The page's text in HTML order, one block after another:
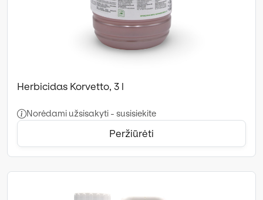
Herbicidas Korvetto, 3 l
Norėdami užsisakyti - susisiekite
Peržiūrėti